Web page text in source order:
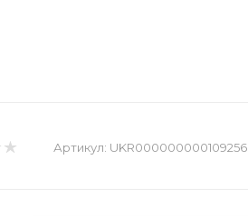
Артикул: UKR000000000109256